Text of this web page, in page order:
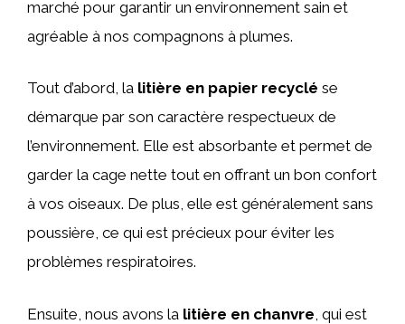
marché pour garantir un environnement sain et
agréable à nos compagnons à plumes.
Tout d’abord, la litière en papier recyclé se
démarque par son caractère respectueux de
l’environnement. Elle est absorbante et permet de
garder la cage nette tout en offrant un bon confort
à vos oiseaux. De plus, elle est généralement sans
poussière, ce qui est précieux pour éviter les
problèmes respiratoires.
Ensuite, nous avons la litière en chanvre , qui est